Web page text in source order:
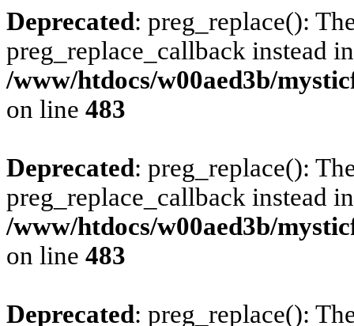
Deprecated: preg_replace():
preg_replace_callback instead in
/www/htdocs/w00aed3b/
on line 483
Deprecated: preg_replace():
preg_replace_callback instead in
/www/htdocs/w00aed3b/
on line 483
Deprecated: preg_replace():